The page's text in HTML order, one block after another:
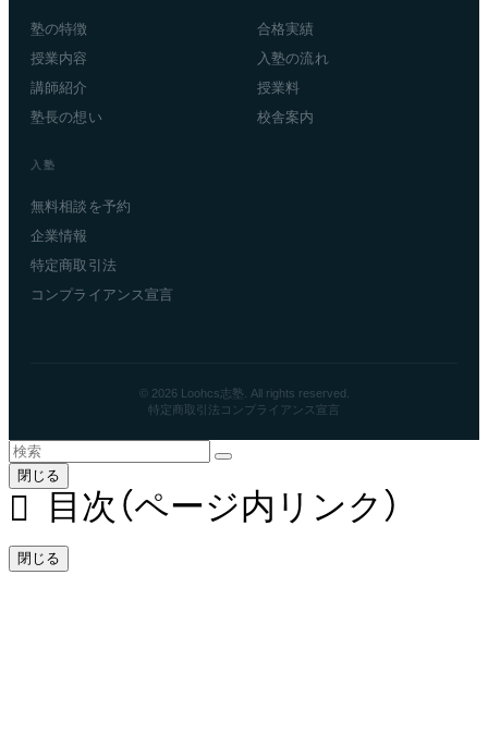
塾の特徴
授業内容
講師紹介
塾長の想い
合格実績
入塾の流れ
授業料
校舎案内
入塾
無料相談を予約
企業情報
特定商取引法
コンプライアンス宣言
© 2026 Loohcs志塾. All rights reserved.
特定商取引法 コンプライアンス宣言
閉じる
目次（ページ内リンク）
閉じる